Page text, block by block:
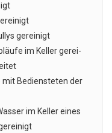
gereinigt
im Kel­ler gerei­
mit Bediens­te­ten der
im Kel­ler eines